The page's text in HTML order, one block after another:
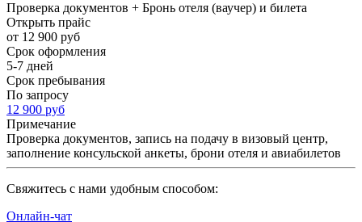
Проверка документов + Бронь отеля (ваучер) и билета
Открыть прайс
от 12 900 руб
Срок оформления
5-7 дней
Срок пребывания
По запросу
12 900 руб
Примечание
Проверка документов, запись на подачу в визовый центр,
заполнение консульской анкеты, брони отеля и авиабилетов
Cвяжитесь с нами удобным способом:
Онлайн-чат